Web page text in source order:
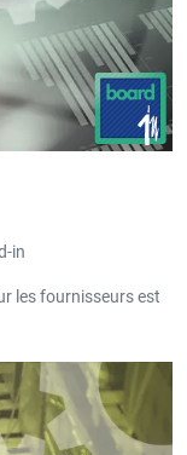
in
les fournisseurs est
un nouvel onglet